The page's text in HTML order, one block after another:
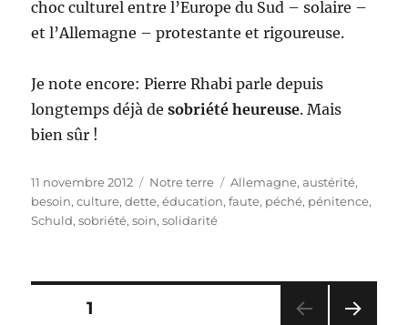
choc culturel entre l’Europe du Sud – solaire –
et l’Allemagne – protestante et rigoureuse.
Je note encore: Pierre Rhabi parle depuis
longtemps déjà desobriété heureuse. Mais
bien sûr !
Publié
le
11 novembre 2012 Catégories
Notre terre Étiquettes
Allemagne,austérité,
besoin,culture,dette,éducation,faute, péché, pénitence,
Schuld,sobriété,soin,solidarité
Pagination
PAGE1